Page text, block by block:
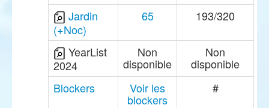
Jardin
(+Noc)
65 193/320
YearList
2024
Non
disponible
Non
disponible
Blockers
Voir les
blockers
#